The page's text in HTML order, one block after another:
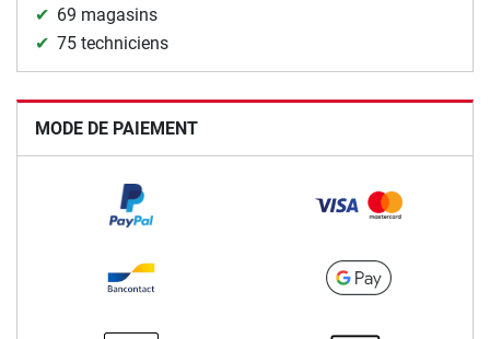
69 magasins
75 techniciens
MODE DE PAIEMENT